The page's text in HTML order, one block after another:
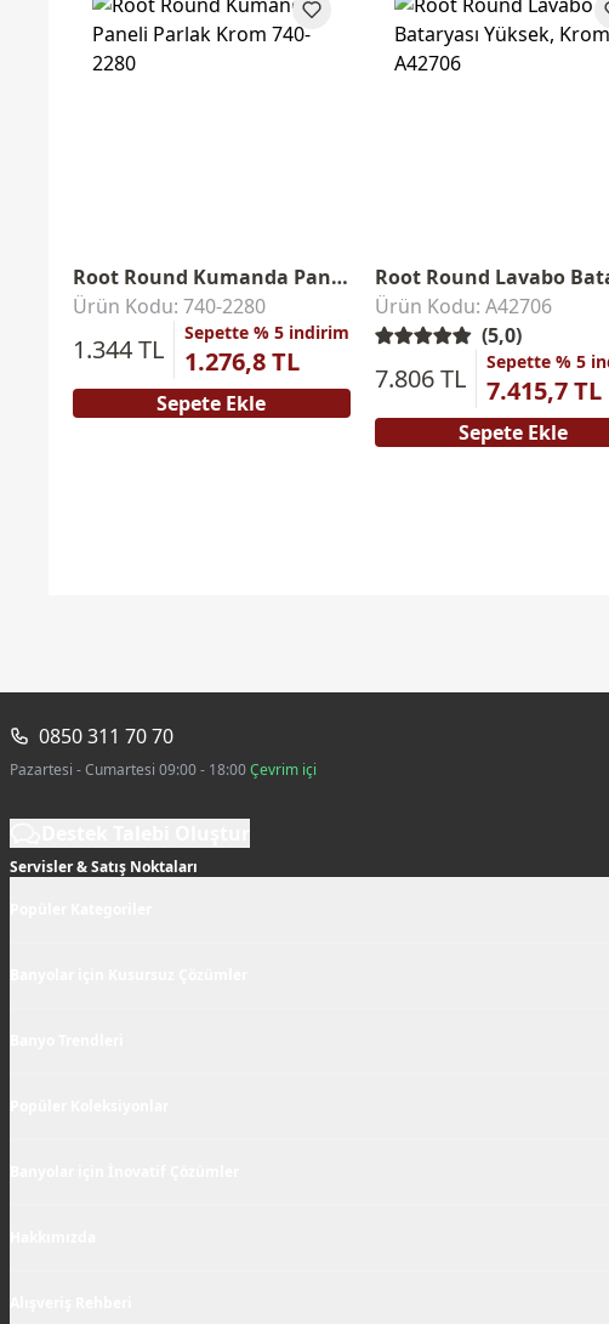
Root Round Kumanda Paneli
Ürün Kodu: 740-2280
1.344 TL
Sepette % 5 indirim
1.276,8 TL
Sepete Ekle
Ürün Kodu: A42706
(5,0)
7.806 TL
Sepette % 5
7.415,7 TL
Sepete Ekle
0850 311 70 70
Pazartesi - Cumartesi 09:00 - 18:00Çevrim içi
Servisler & Satış Noktaları